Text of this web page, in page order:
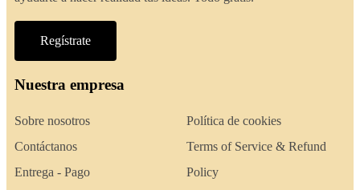
Regístrate
Nuestra empresa
Sobre nosotros
Contáctanos
Entrega - Pago
Política de cookies
Terms of Service & Refund
Policy